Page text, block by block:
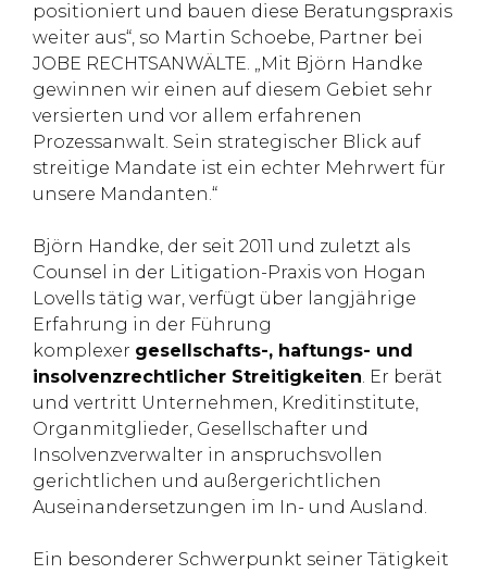
positioniert und bauen diese Beratungspraxis
weiter aus“, so Martin Schoebe, Partner bei
JOBE RECHTSANWÄLTE. „Mit Björn Handke
gewinnen wir einen auf diesem Gebiet sehr
versierten und vor allem erfahrenen
Prozessanwalt. Sein strategischer Blick auf
streitige Mandate ist ein echter Mehrwert für
unsere Mandanten.“
Björn Handke, der seit 2011 und zuletzt als
Counsel in der Litigation-Praxis von Hogan
Lovells tätig war, verfügt über langjährige
Erfahrung in der Führung
komplexer gesellschafts-, haftungs- und
insolvenzrechtlicher Streitigkeiten. Er berät
und vertritt Unternehmen, Kreditinstitute,
Organmitglieder, Gesellschafter und
Insolvenzverwalter in anspruchsvollen
gerichtlichen und außergerichtlichen
Auseinandersetzungen im In- und Ausland.
Ein besonderer Schwerpunkt seiner Tätigkeit